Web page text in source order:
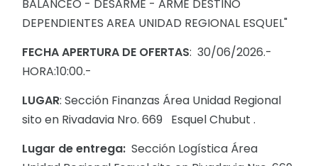
BALANCEO - DESARME - ARME DESTINO
DEPENDIENTES AREA UNIDAD REGIONAL ESQUEL"
FECHA APERTURA DE OFERTAS: 30/06/2026.-
HORA:10:00.-
LUGAR: Sección Finanzas Área Unidad Regional
sito en Rivadavia Nro. 669 Esquel Chubut .
Lugar de entrega: Sección Logística Área